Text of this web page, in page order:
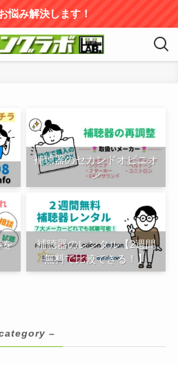
悩み解決します！
補聴器のセカンドオピニオ
ン
を
補聴器のレンタル【2週間
無料で比較できる！】
–